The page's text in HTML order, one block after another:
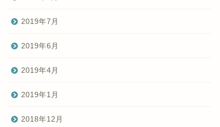
2019年7月
2019年6月
2019年4月
2019年1月
2018年12月